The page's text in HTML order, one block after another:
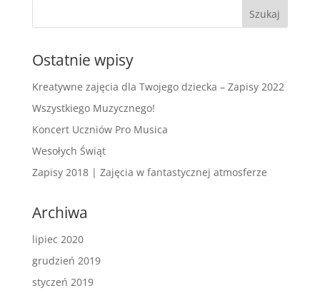
Ostatnie wpisy
Kreatywne zajęcia dla Twojego dziecka – Zapisy 2022
Wszystkiego Muzycznego!
Koncert Uczniów Pro Musica
Wesołych Świąt
Zapisy 2018 | Zajęcia w fantastycznej atmosferze
Archiwa
lipiec 2020
grudzień 2019
styczeń 2019